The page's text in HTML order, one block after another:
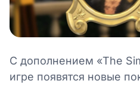
С дополнением «The
игре появятся новые